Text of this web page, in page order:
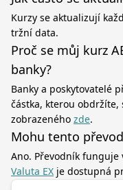
Kurzy se aktualizují
tržní data.
Proč se můj kurz
banky?
Banky a poskytovatelé
částka, kterou
zobrazeného zde.
Mohu tento
Ano. Převodník
Valuta EX je dostupná